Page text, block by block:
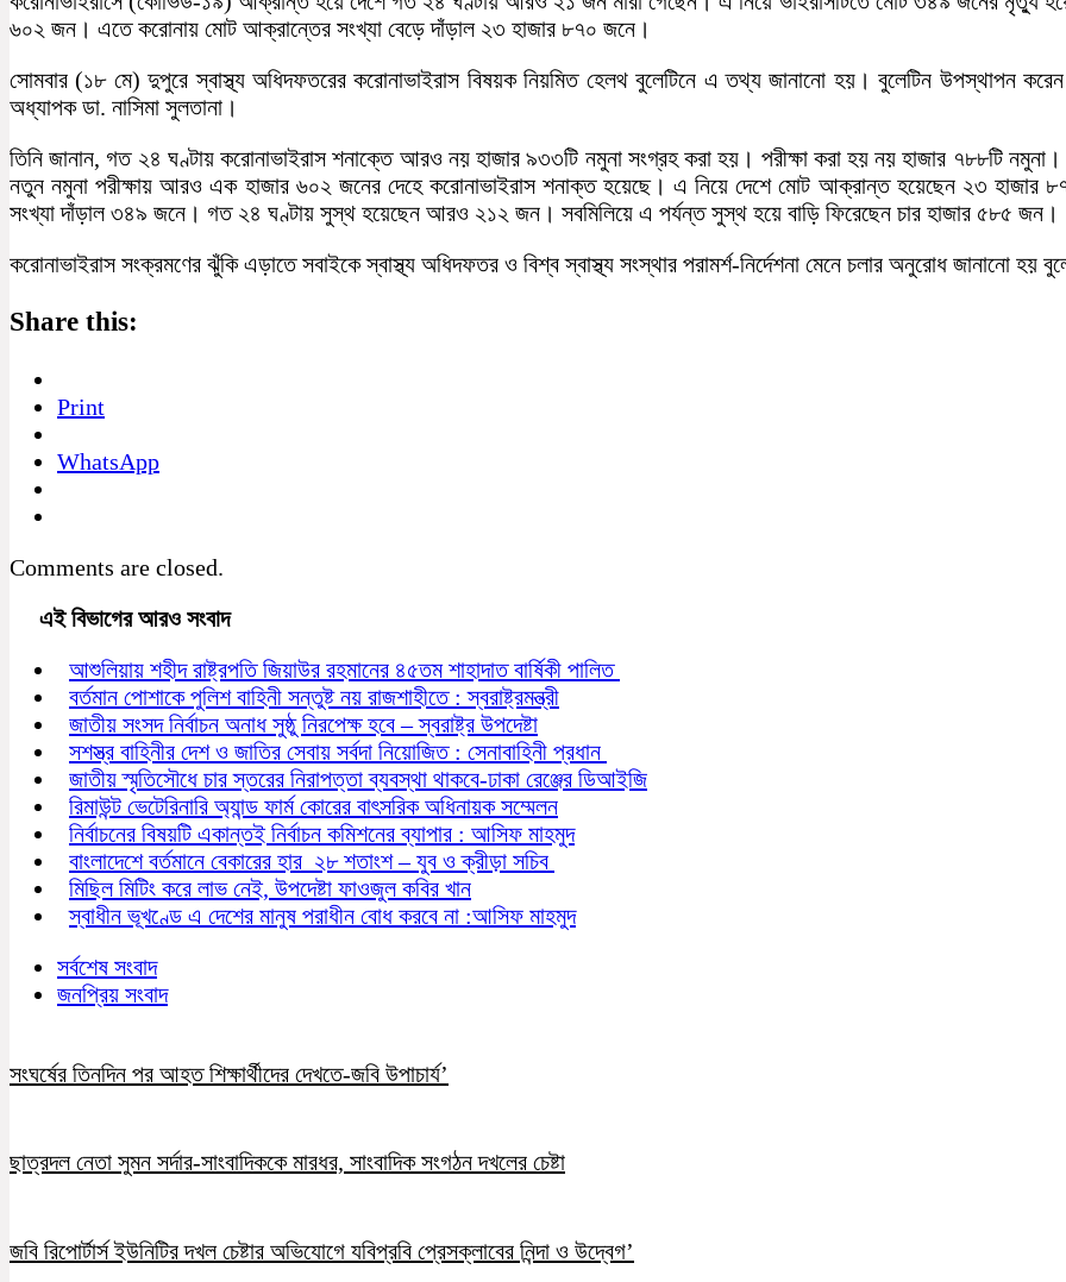
৬০২ জন। এতে করোনায় মোট আক্রান্তের সংখ্যা বেড়ে দাঁড়াল ২৩ হাজার ৮৭০ জনে।
সোমবার (১৮ মে) দুপুরে স্বাস্থ্য অধিদফতরের করোনাভাইরাস বিষয়ক নিয়মিত হেলথ বুলেটিনে এ তথ্য জানানো হয়। বুলেটিন উপস্থাপন
অধ্যাপক ডা. নাসিমা সুলতানা।
তিনি জানান, গত ২৪ ঘণ্টায় করোনাভাইরাস শনাক্তে আরও নয় হাজার ৯৩৩টি নমুনা সংগ্রহ করা হয়। পরীক্ষা করা হয় নয় হাজার ৭৮৮টি
নতুন নমুনা পরীক্ষায় আরও এক হাজার ৬০২ জনের দেহে করোনাভাইরাস শনাক্ত হয়েছে। এ নিয়ে দেশে মোট আক্রান্ত হয়েছেন ২৩
সংখ্যা দাঁড়াল ৩৪৯ জনে। গত ২৪ ঘণ্টায় সুস্থ হয়েছেন আরও ২১২ জন। সবমিলিয়ে এ পর্যন্ত সুস্থ হয়ে বাড়ি ফিরেছেন চার হাজার ৫৮৫ জন।
করোনাভাইরাস সংক্রমণের ঝুঁকি এড়াতে সবাইকে স্বাস্থ্য অধিদফতর ও বিশ্ব স্বাস্থ্য সংস্থার পরামর্শ-নির্দেশনা মেনে চলার অনুরোধ জানানো হয়
Share this:
Print
WhatsApp
Comments are closed.
এই বিভাগের আরও সংবাদ
আশুলিয়ায় শহীদ রাষ্ট্রপতি জিয়াউর রহমানের ৪৫তম শাহাদাত বার্ষিকী পালিত
বর্তমান পোশাকে পুলিশ বাহিনী সন্তুষ্ট নয় রাজশাহীতে : স্বরাষ্ট্রমন্ত্রী
জাতীয় সংসদ নির্বাচন অনাধ সুষ্ঠু নিরপেক্ষ হবে – স্বরাষ্ট্র উপদেষ্টা
সশস্ত্র বাহিনীর দেশ ও জাতির সেবায় সর্বদা নিয়োজিত : সেনাবাহিনী প্রধান
জাতীয় স্মৃতিসৌধে চার স্তরের নিরাপত্তা ব্যবস্থা থাকবে-ঢাকা রেঞ্জের ডিআইজি
রিমাউন্ট ভেটেরিনারি অ্যান্ড ফার্ম কোরের বাৎসরিক অধিনায়ক সম্মেলন
নির্বাচনের বিষয়টি একান্তই নির্বাচন কমিশনের ব্যাপার : আসিফ মাহমুদ
বাংলাদেশে বর্তমানে বেকারের হার ২৮ শতাংশ – যুব ও ক্রীড়া সচিব
মিছিল মিটিং করে লাভ নেই, উপদেষ্টা ফাওজুল কবির খান
স্বাধীন ভূখণ্ডে এ দেশের মানুষ পরাধীন বোধ করবে না :আসিফ মাহমুদ
সর্বশেষ সংবাদ
জনপ্রিয় সংবাদ
সংঘর্ষের তিনদিন পর আহত শিক্ষার্থীদের দেখতে-জবি উপাচার্য’
ছাত্রদল নেতা সুমন সর্দার-সাংবাদিককে মারধর, সাংবাদিক সংগঠন দখলের চেষ্টা
জবি রিপোর্টার্স ইউনিটির দখল চেষ্টার অভিযোগে যবিপ্রবি প্রেসক্লাবের নিন্দা ও উদ্বেগ’